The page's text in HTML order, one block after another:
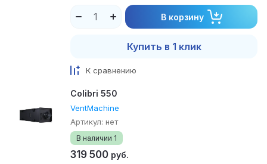
В корзину
Купить в 1 клик
К сравнению
Colibri 550
VentMachine
Артикул: нет
В наличии 1
319 500 руб.